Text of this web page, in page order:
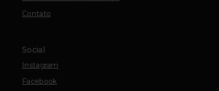
Contato
Social
Instagram
Facebook